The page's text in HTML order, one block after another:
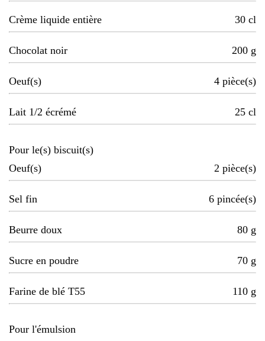
Crème liquide entière 30 cl
Chocolat noir 200 g
Oeuf(s) 4 pièce(s)
Lait 1/2 écrémé 25 cl
Pour le(s) biscuit(s)
Oeuf(s)
2 pièce(s)
Sel fin 6 pincée(s)
Beurre doux 80 g
Sucre en poudre 70 g
Farine de blé T55 110 g
Pour l'émulsion